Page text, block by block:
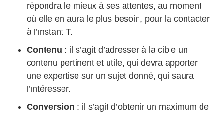
répondra le mieux à ses attentes, au moment
où elle en aura le plus besoin, pour la contacter
à l’instant T.
Contenu : il s’agit d’adresser à la cible un
contenu pertinent et utile, qui devra apporter
une expertise sur un sujet donné, qui saura
l’intéresser.
Conversion : il s’agit d’obtenir un maximum de